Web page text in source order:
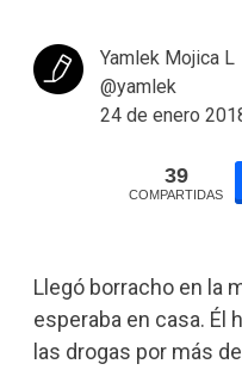
Yamlek Mojica L
@yamlek
24 de enero
39
COMPARTIDAS
Llegó borracho en la
esperaba en casa. Él
las drogas por más